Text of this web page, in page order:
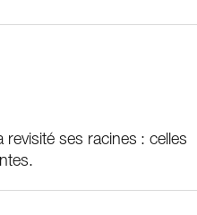
ses racines : celles